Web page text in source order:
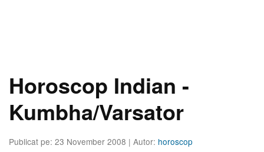
Horoscop Indian -
Kumbha/Varsator
Publicat pe: 23 November 2008 | Autor: horoscop